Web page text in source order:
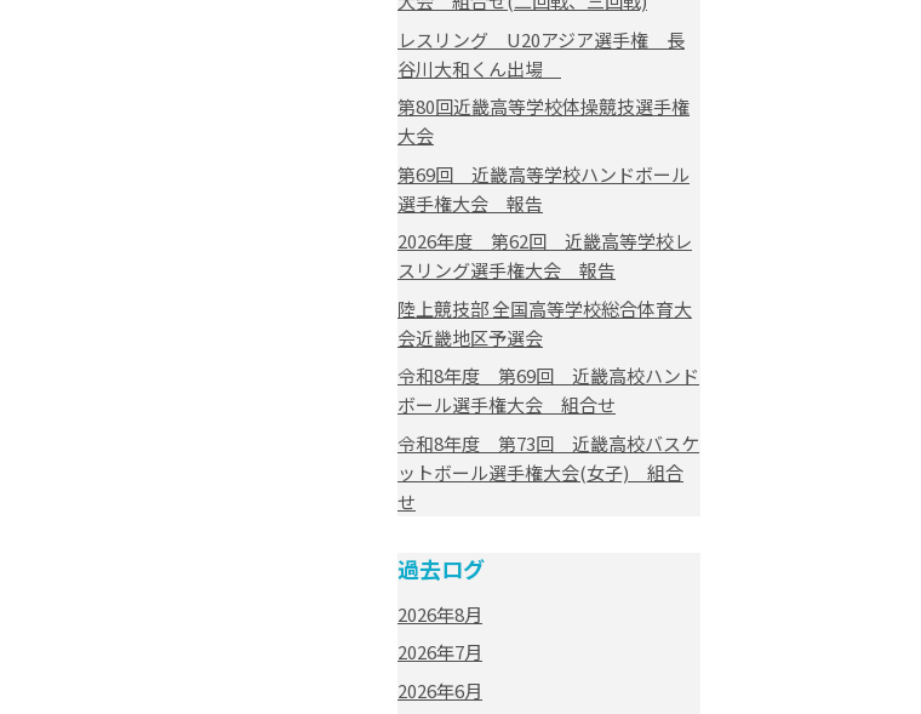
レスリング U20アジア選手権 長
谷川大和くん出場
第80回近畿高等学校体操競技選手権
大会
第69回 近畿高等学校ハンドボール
選手権大会 報告
2026年度 第62回 近畿高等学校レ
スリング選手権大会 報告
陸上競技部 全国高等学校総合体育大
会近畿地区予選会
令和8年度 第69回 近畿高校ハンド
ボール選手権大会 組合せ
令和8年度 第73回 近畿高校バスケ
ットボール選手権大会(女子) 組合
せ
過去ログ
2026年8月
2026年7月
2026年6月